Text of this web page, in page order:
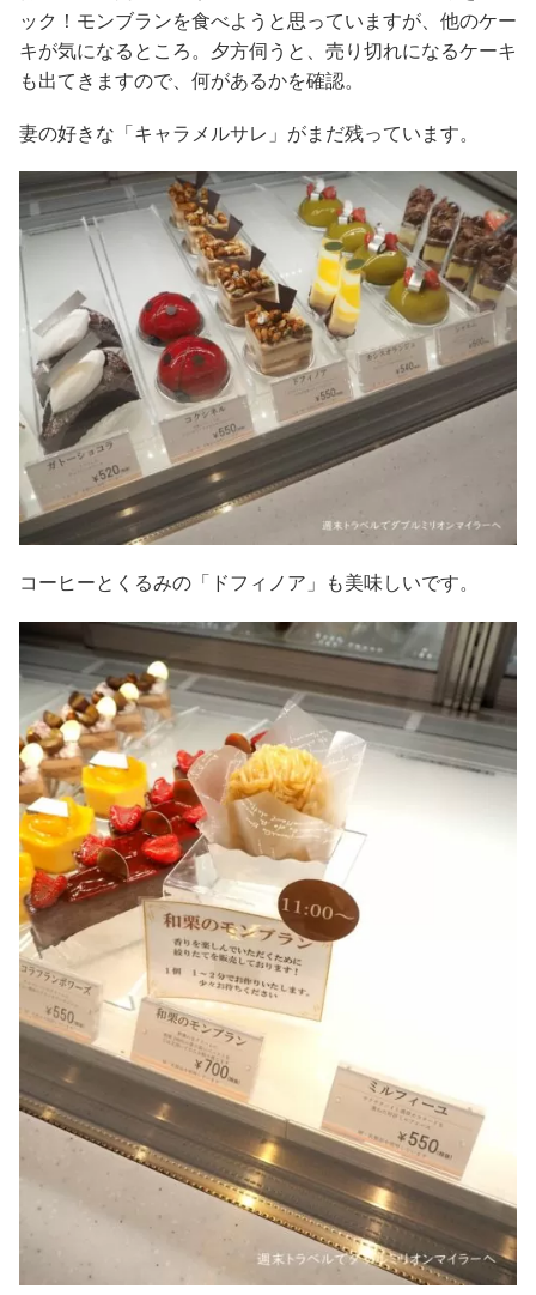
ック！モンブランを食べようと思っていますが、他のケー
キが気になるところ。夕方伺うと、売り切れになるケーキ
も出てきますので、何があるかを確認。
妻の好きな「キャラメルサレ」がまだ残っています。
コーヒーとくるみの「ドフィノア」も美味しいです。